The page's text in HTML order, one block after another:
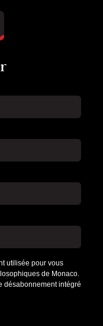
utilisée pour vous
de Monaco.
désabonnement intégré